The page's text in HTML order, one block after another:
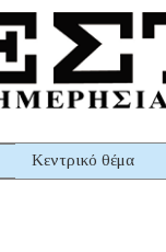
Κεντρικό θέμα